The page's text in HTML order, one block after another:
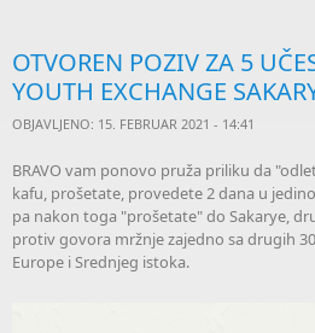
OTVOREN POZIV ZA 5
YOUTH EXCHANGE
OBJAVLJENO: 15. FEBRUAR 2021 - 14:41
BRAVO vam ponovo pruža priliku da
kafu, prošetate, provedete 2 dana u
pa nakon toga "prošetate" do Sakarye,
protiv govora mržnje zajedno sa drugih
Europe i Srednjeg istoka.